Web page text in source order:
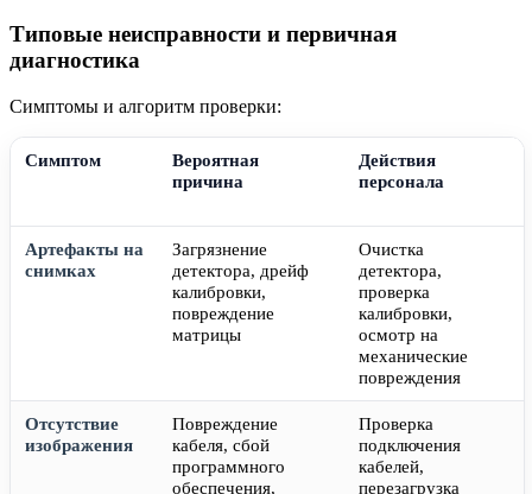
Типовые неисправности и первичная
диагностика
Симптомы и алгоритм проверки:
Симптом
Вероятная
причина
Действия
персонала
Артефакты на
снимках
Загрязнение
детектора, дрейф
калибровки,
повреждение
матрицы
Очистка
детектора,
проверка
калибровки,
осмотр на
механические
повреждения
Отсутствие
изображения
Повреждение
кабеля, сбой
программного
обеспечения,
Проверка
подключения
кабелей,
перезагрузка